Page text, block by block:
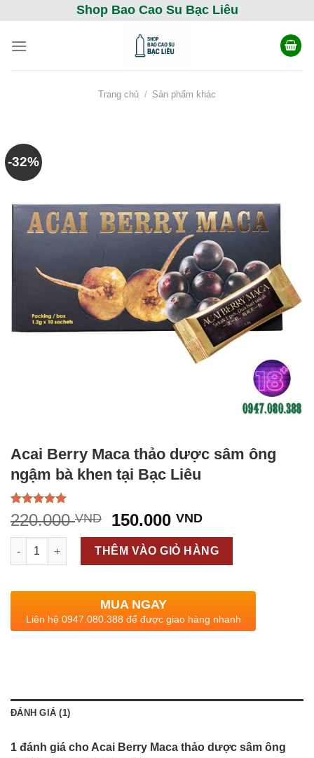
content
Shop Bao Cao Su Bạc Liêu
Trang chủ / Sản phẩm khác
-32%
Acai Berry Maca thảo dược sâm ông
ngậm bà khen tại Bạc Liêu
5.00trên 5
dựa trên
1
đánh giá
220.000VND
Giá
gốc
là:
220.000 VND.
150.000VNDGiá
hiện
tại
là:
150.000 VND.
Acai Berry Maca thảo dược sâm ông ngậm bà khen tại Bạc
THÊM VÀO GIỎ HÀNG
MUA NGAY
Liên hệ 0947.080.388 để được giao hàng nhanh
ĐÁNH GIÁ (1)
1 đánh giá cho Acai Berry Maca thảo dược sâm ông